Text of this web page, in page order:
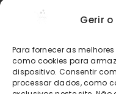
Gerir
Para fornecer as
como cookies para
dispositivo. Consentir
processar dados, como
Os preços indicados